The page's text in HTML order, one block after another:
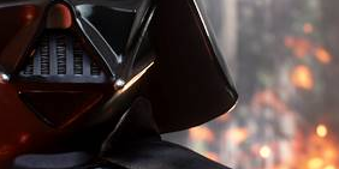
อวกาศ ที่สร้างบนเครื่องเกมรุ่นใหม่ที่จัด
นและกราฟิก
days ago